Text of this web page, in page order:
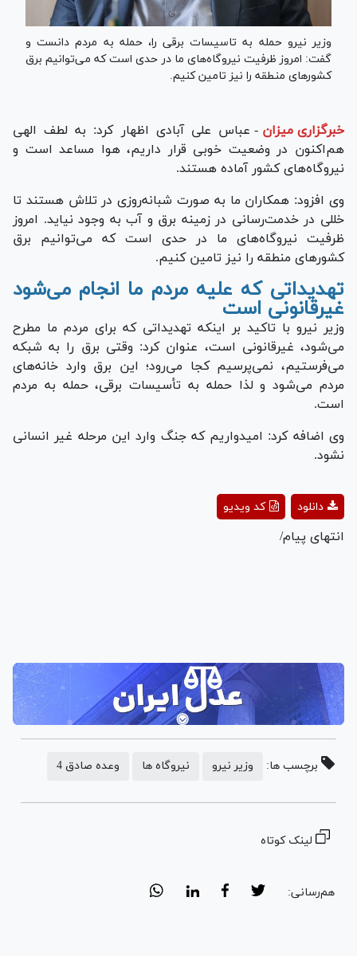
وزیر نیرو حمله به تاسیسات برقی را، حمله به مردم دانست و
گفت: امروز ظرفیت نیروگاه‌های ما در حدی است که می‌توانیم برق
کشورهای منطقه را نیز تامین کنیم.
خبرگزاری میزان - عباس علی آبادی اظهار کرد: به لطف الهی
هم‌اکنون در وضعیت خوبی قرار داریم، هوا مساعد است و
نیروگاه‌های کشور آماده هستند.
وی افزود: همکاران ما به صورت شبانه‌روزی در تلاش هستند تا
خللی در خدمت‌رسانی در زمینه برق و آب به وجود نیاید. امروز
ظرفیت نیروگاه‌های ما در حدی است که می‌توانیم برق
کشورهای منطقه را نیز تامین کنیم.
تهدیداتی که علیه مردم ما انجام می‌شود
غیرقانونی است
وزیر نیرو با تاکید بر اینکه تهدیداتی که برای مردم ما مطرح
می‌شود، غیرقانونی است، عنوان کرد: وقتی برق را به شبکه
می‌فرستیم، نمی‌پرسیم کجا می‌رود؛ این برق وارد خانه‌های
مردم می‌شود و لذا حمله به تأسیسات برقی، حمله به مردم
است.
وی اضافه کرد: امیدواریم که جنگ وارد این مرحله غیر انسانی
نشود.
Playکد ویدیو دانلود
انتهای پیام/
برچسب ها: وزیر نیرو نیروگاه ها وعده صادق 4
لینک کوتاه
هم‌رسانی: